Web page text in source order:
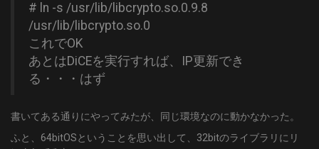
# ln -s /usr/lib/libcrypto.so.0.9.8
/usr/lib/libcrypto.so.0
これでOK
あとはDiCEを実行すれば、IP更新でき
る・・・はず
書いてある通りにやってみたが、同じ環境なのに動かなかった。
ふと、64bitOSということを思い出して、32bitのライブラリにリ